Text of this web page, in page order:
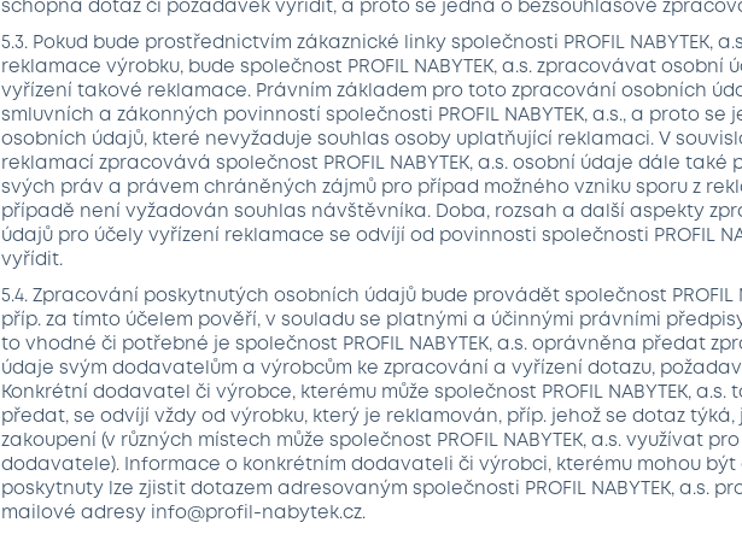
schopna dotaz či požadavek vyřídit, a proto se jedná o bezsouhlasové
5.3. Pokud bude prostřednictvím zákaznické linky společnosti PROFIL NABYTEK,
reklamace výrobku, bude společnost PROFIL NABYTEK, a.s. zpracovávat osobní
vyřízení takové reklamace. Právním základem pro toto zpracování osobních
smluvních a zákonných povinností společnosti PROFIL NABYTEK, a.s., a proto
osobních údajů, které nevyžaduje souhlas osoby uplatňující reklamaci. V
reklamací zpracovává společnost PROFIL NABYTEK, a.s. osobní údaje dále také
svých práv a právem chráněných zájmů pro případ možného vzniku sporu z
případě není vyžadován souhlas návštěvníka. Doba, rozsah a další aspekty
údajů pro účely vyřízení reklamace se odvíjí od povinnosti společnosti PROFIL
vyřídit.
5.4. Zpracování poskytnutých osobních údajů bude provádět společnost PROFIL
příp. za tímto účelem pověří, v souladu se platnými a účinnými právními
to vhodné či potřebné je společnost PROFIL NABYTEK, a.s. oprávněna předat
údaje svým dodavatelům a výrobcům ke zpracování a vyřízení dotazu,
Konkrétní dodavatel či výrobce, kterému může společnost PROFIL NABYTEK,
předat, se odvíjí vždy od výrobku, který je reklamován, příp. jehož se dotaz
zakoupení (v různých místech může společnost PROFIL NABYTEK, a.s. využívat
dodavatele). Informace o konkrétním dodavateli či výrobci, kterému mohou být
poskytnuty lze zjistit dotazem adresovaným společnosti PROFIL NABYTEK, a.s.
mailové adresy info@profil-nabytek.cz.